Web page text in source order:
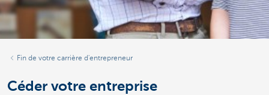
Fin de votre carrière d'entrepreneur
Céder votre entreprise